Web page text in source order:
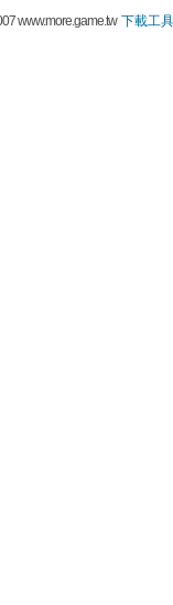
www.more.game.tw下載工